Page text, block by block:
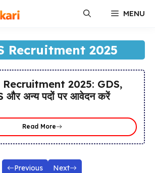
MENU
Recruitment 2025
2025: GDS,
और अन्य पदों पर आवेदन करें
Read More
Previous Next